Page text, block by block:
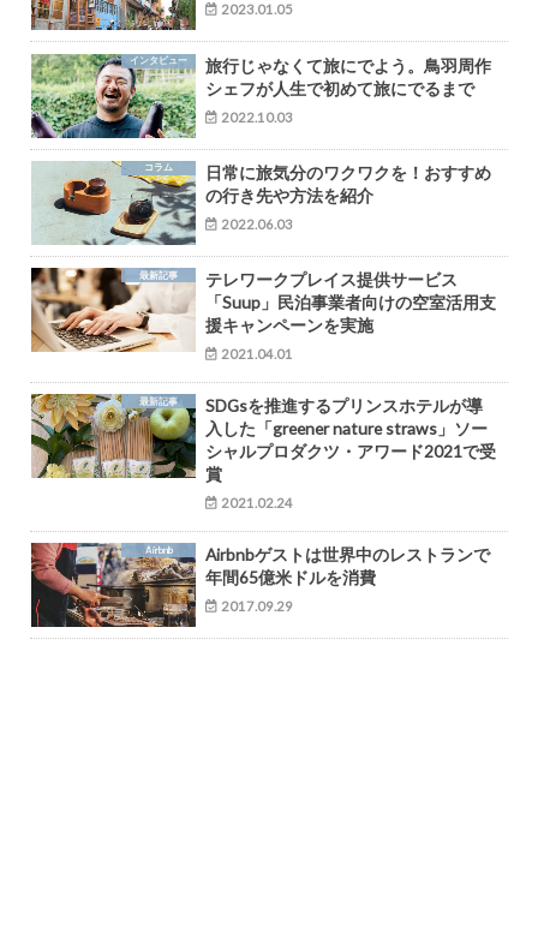
2023.01.05
インタビュー
旅行じゃなくて旅にでよう。鳥羽周作
シェフが人生で初めて旅にでるまで
2022.10.03
コラム
日常に旅気分のワクワクを！おすすめ
の行き先や方法を紹介
2022.06.03
最新記事
テレワークプレイス提供サービス
「Suup」民泊事業者向けの空室活用支
援キャンペーンを実施
2021.04.01
最新記事
SDGsを推進するプリンスホテルが導
入した「greener nature straws」ソー
シャルプロダクツ・アワード2021で受
賞
2021.02.24
Airbnb
Airbnbゲストは世界中のレストランで
年間65億米ドルを消費
2017.09.29